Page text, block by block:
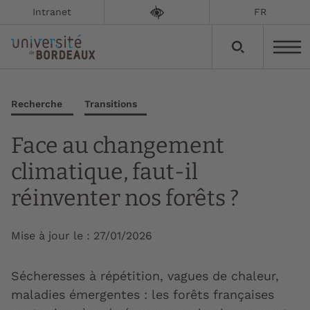
Intranet FR
Recherche Transitions
Face au changement
climatique, faut-il
réinventer nos forêts ?
Mise à jour le : 27/01/2026
Sécheresses à répétition, vagues de chaleur,
maladies émergentes : les forêts françaises